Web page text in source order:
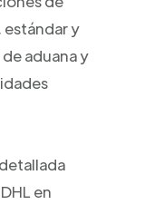
y
aduana y
en